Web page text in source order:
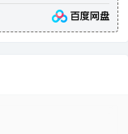
里程碑式作品
把家还”等尽数收